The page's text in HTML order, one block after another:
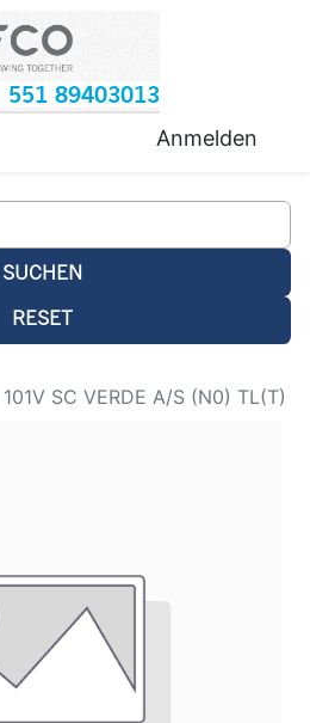
89403013
Anmelden
SUCHEN
RESET
SC VERDE A/S (N0) TL(T)